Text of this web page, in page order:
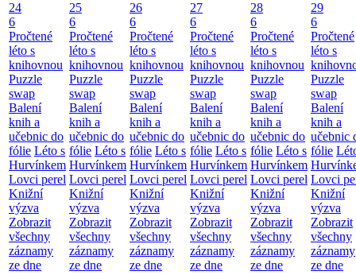
24
6
Pročtené
léto s
knihovnou
Puzzle
swap
Balení
knih a
učebnic do
fólie Léto s
Hurvínkem
Lovci perel
Knižní
výzva
Zobrazit
všechny
záznamy
ze dne
25
6
Pročtené
léto s
knihovnou
Puzzle
swap
Balení
knih a
učebnic do
fólie Léto s
Hurvínkem
Lovci perel
Knižní
výzva
Zobrazit
všechny
záznamy
ze dne
26
6
Pročtené
léto s
knihovnou
Puzzle
swap
Balení
knih a
učebnic do
fólie Léto s
Hurvínkem
Lovci perel
Knižní
výzva
Zobrazit
všechny
záznamy
ze dne
27
6
Pročtené
léto s
knihovnou
Puzzle
swap
Balení
knih a
učebnic do
fólie Léto s
Hurvínkem
Lovci perel
Knižní
výzva
Zobrazit
všechny
záznamy
ze dne
28
6
Pročtené
léto s
knihovnou
Puzzle
swap
Balení
knih a
učebnic do
fólie Léto s
Hurvínkem
Lovci perel
Knižní
výzva
Zobrazit
všechny
záznamy
ze dne
29
6
Pročtené
léto s
Puzzle
swap
Balení
knih a
učebnic
fólie
Lovci
Knižní
výzva
Zobrazit
všechny
záznamy
ze dne